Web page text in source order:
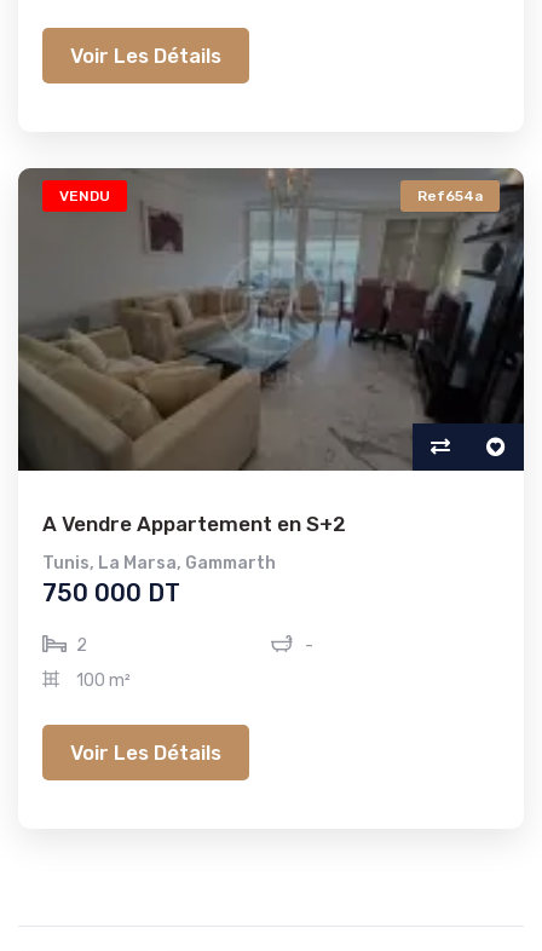
Voir Les Détails
VENDU Ref654a
A Vendre Appartement en S+2
Tunis, La Marsa, Gammarth
750 000 DT
2
-
100 m²
Voir Les Détails